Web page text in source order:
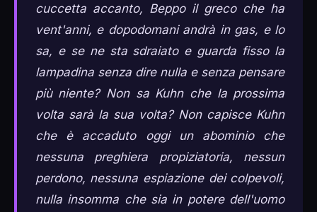
cuccetta accanto, Beppo il greco che ha
vent'anni, e dopodomani andrà in gas, e lo
sa, e se ne sta sdraiato e guarda fisso la
lampadina senza dire nulla e senza pensare
più niente? Non sa Kuhn che la prossima
volta sarà la sua volta? Non capisce Kuhn
che è accaduto oggi un abominio che
nessuna preghiera propiziatoria, nessun
perdono, nessuna espiazione dei colpevoli,
nulla insomma che sia in potere dell'uomo